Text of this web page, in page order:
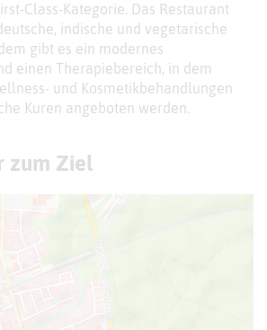
Class-Kategorie. Das Restaurant
indische und vegetarische
gibt es ein modernes
einen Therapiebereich, in dem
und Kosmetikbehandlungen
Kuren angeboten werden.
zum Ziel